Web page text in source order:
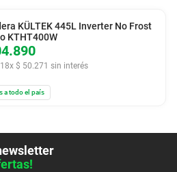
.890
18x $ 50.271 sin interés
KÜLTEK 445L Inverter No Frost
KTHT400W
a todo el país